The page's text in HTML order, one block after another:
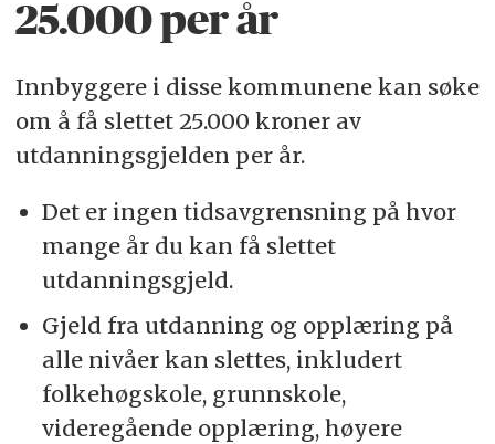
25.000 per år
Innbyggere i disse kommunene kan søke
om å få slettet 25.000 kroner av
utdanningsgjelden per år.
Det er ingen tidsavgrensning på hvor
mange år du kan få slettet
utdanningsgjeld.
Gjeld fra utdanning og opplæring på
alle nivåer kan slettes, inkludert
folkehøgskole, grunnskole,
videregående opplæring, høyere